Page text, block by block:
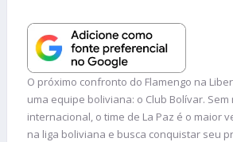
O próximo confronto do Flamengo na
uma equipe boliviana: o Club Bolívar.
internacional, o time de La Paz é o maior
na liga boliviana e busca conquistar seu